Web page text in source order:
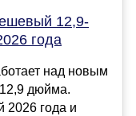
12,9-
года
над новым
дюйма.
2026 года и